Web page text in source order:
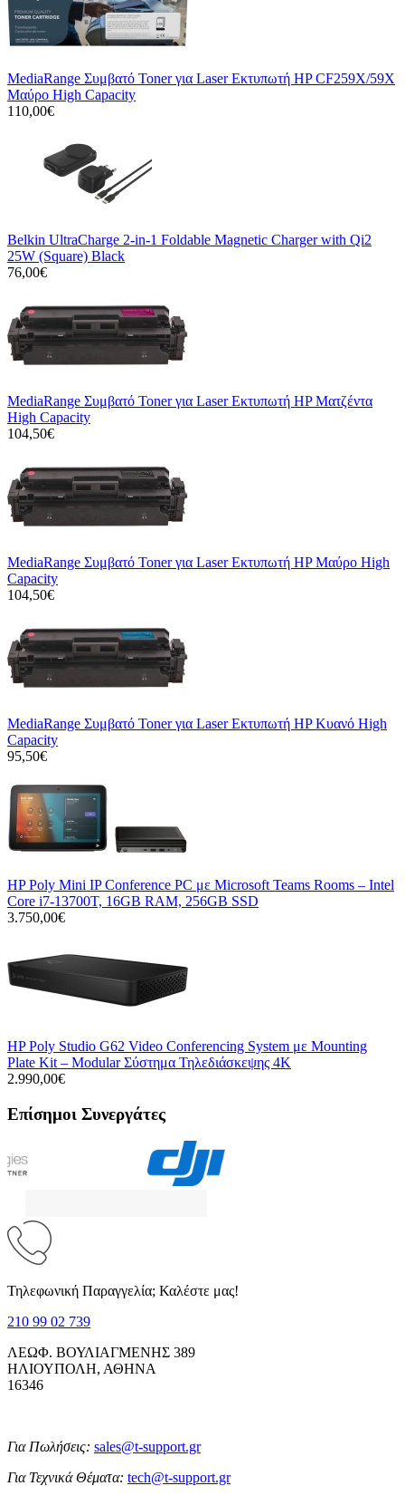
MediaRange Συμβατό Toner για Laser Εκτυπωτή HP CF259X/59X
Μαύρο High Capacity
110,00€
Belkin UltraCharge 2-in-1 Foldable Magnetic Charger with Qi2
25W (Square) Black
76,00€
MediaRange Συμβατό Toner για Laser Εκτυπωτή HP Ματζέντα
High Capacity
104,50€
MediaRange Συμβατό Toner για Laser Εκτυπωτή HP Μαύρο High
Capacity
104,50€
MediaRange Συμβατό Toner για Laser Εκτυπωτή HP Κυανό High
Capacity
95,50€
HP Poly Mini IP Conference PC με Microsoft Teams Rooms – Intel
Core i7-13700T, 16GB RAM, 256GB SSD
3.750,00€
HP Poly Studio G62 Video Conferencing System με Mounting
Plate Kit – Modular Σύστημα Τηλεδιάσκεψης 4K
2.990,00€
Επίσημοι Συνεργάτες
Τηλεφωνική Παραγγελία; Καλέστε μας!
210 99 02 739
ΛΕΩΦ. ΒΟΥΛΙΑΓΜΕΝΗΣ 389
ΗΛΙΟΥΠΟΛΗ, ΑΘΗΝΑ
16346
Για Πωλήσεις: sales@t-support.gr
Για Τεχνικά Θέματα: tech@t-support.gr